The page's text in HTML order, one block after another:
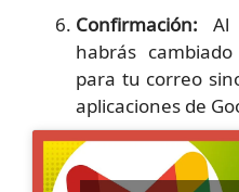
Confirmación: Al
habrás
para tu correo
aplicaciones de